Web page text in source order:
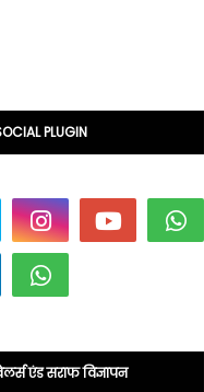
PLUGIN
एंड सराफ विज्ञापन